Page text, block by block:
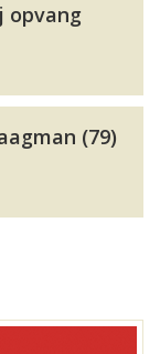
opvang
(79)